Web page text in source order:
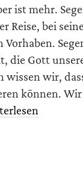
ist mehr.
Reise, bei
Vorhaben.
die Gott
wissen wir,
können.